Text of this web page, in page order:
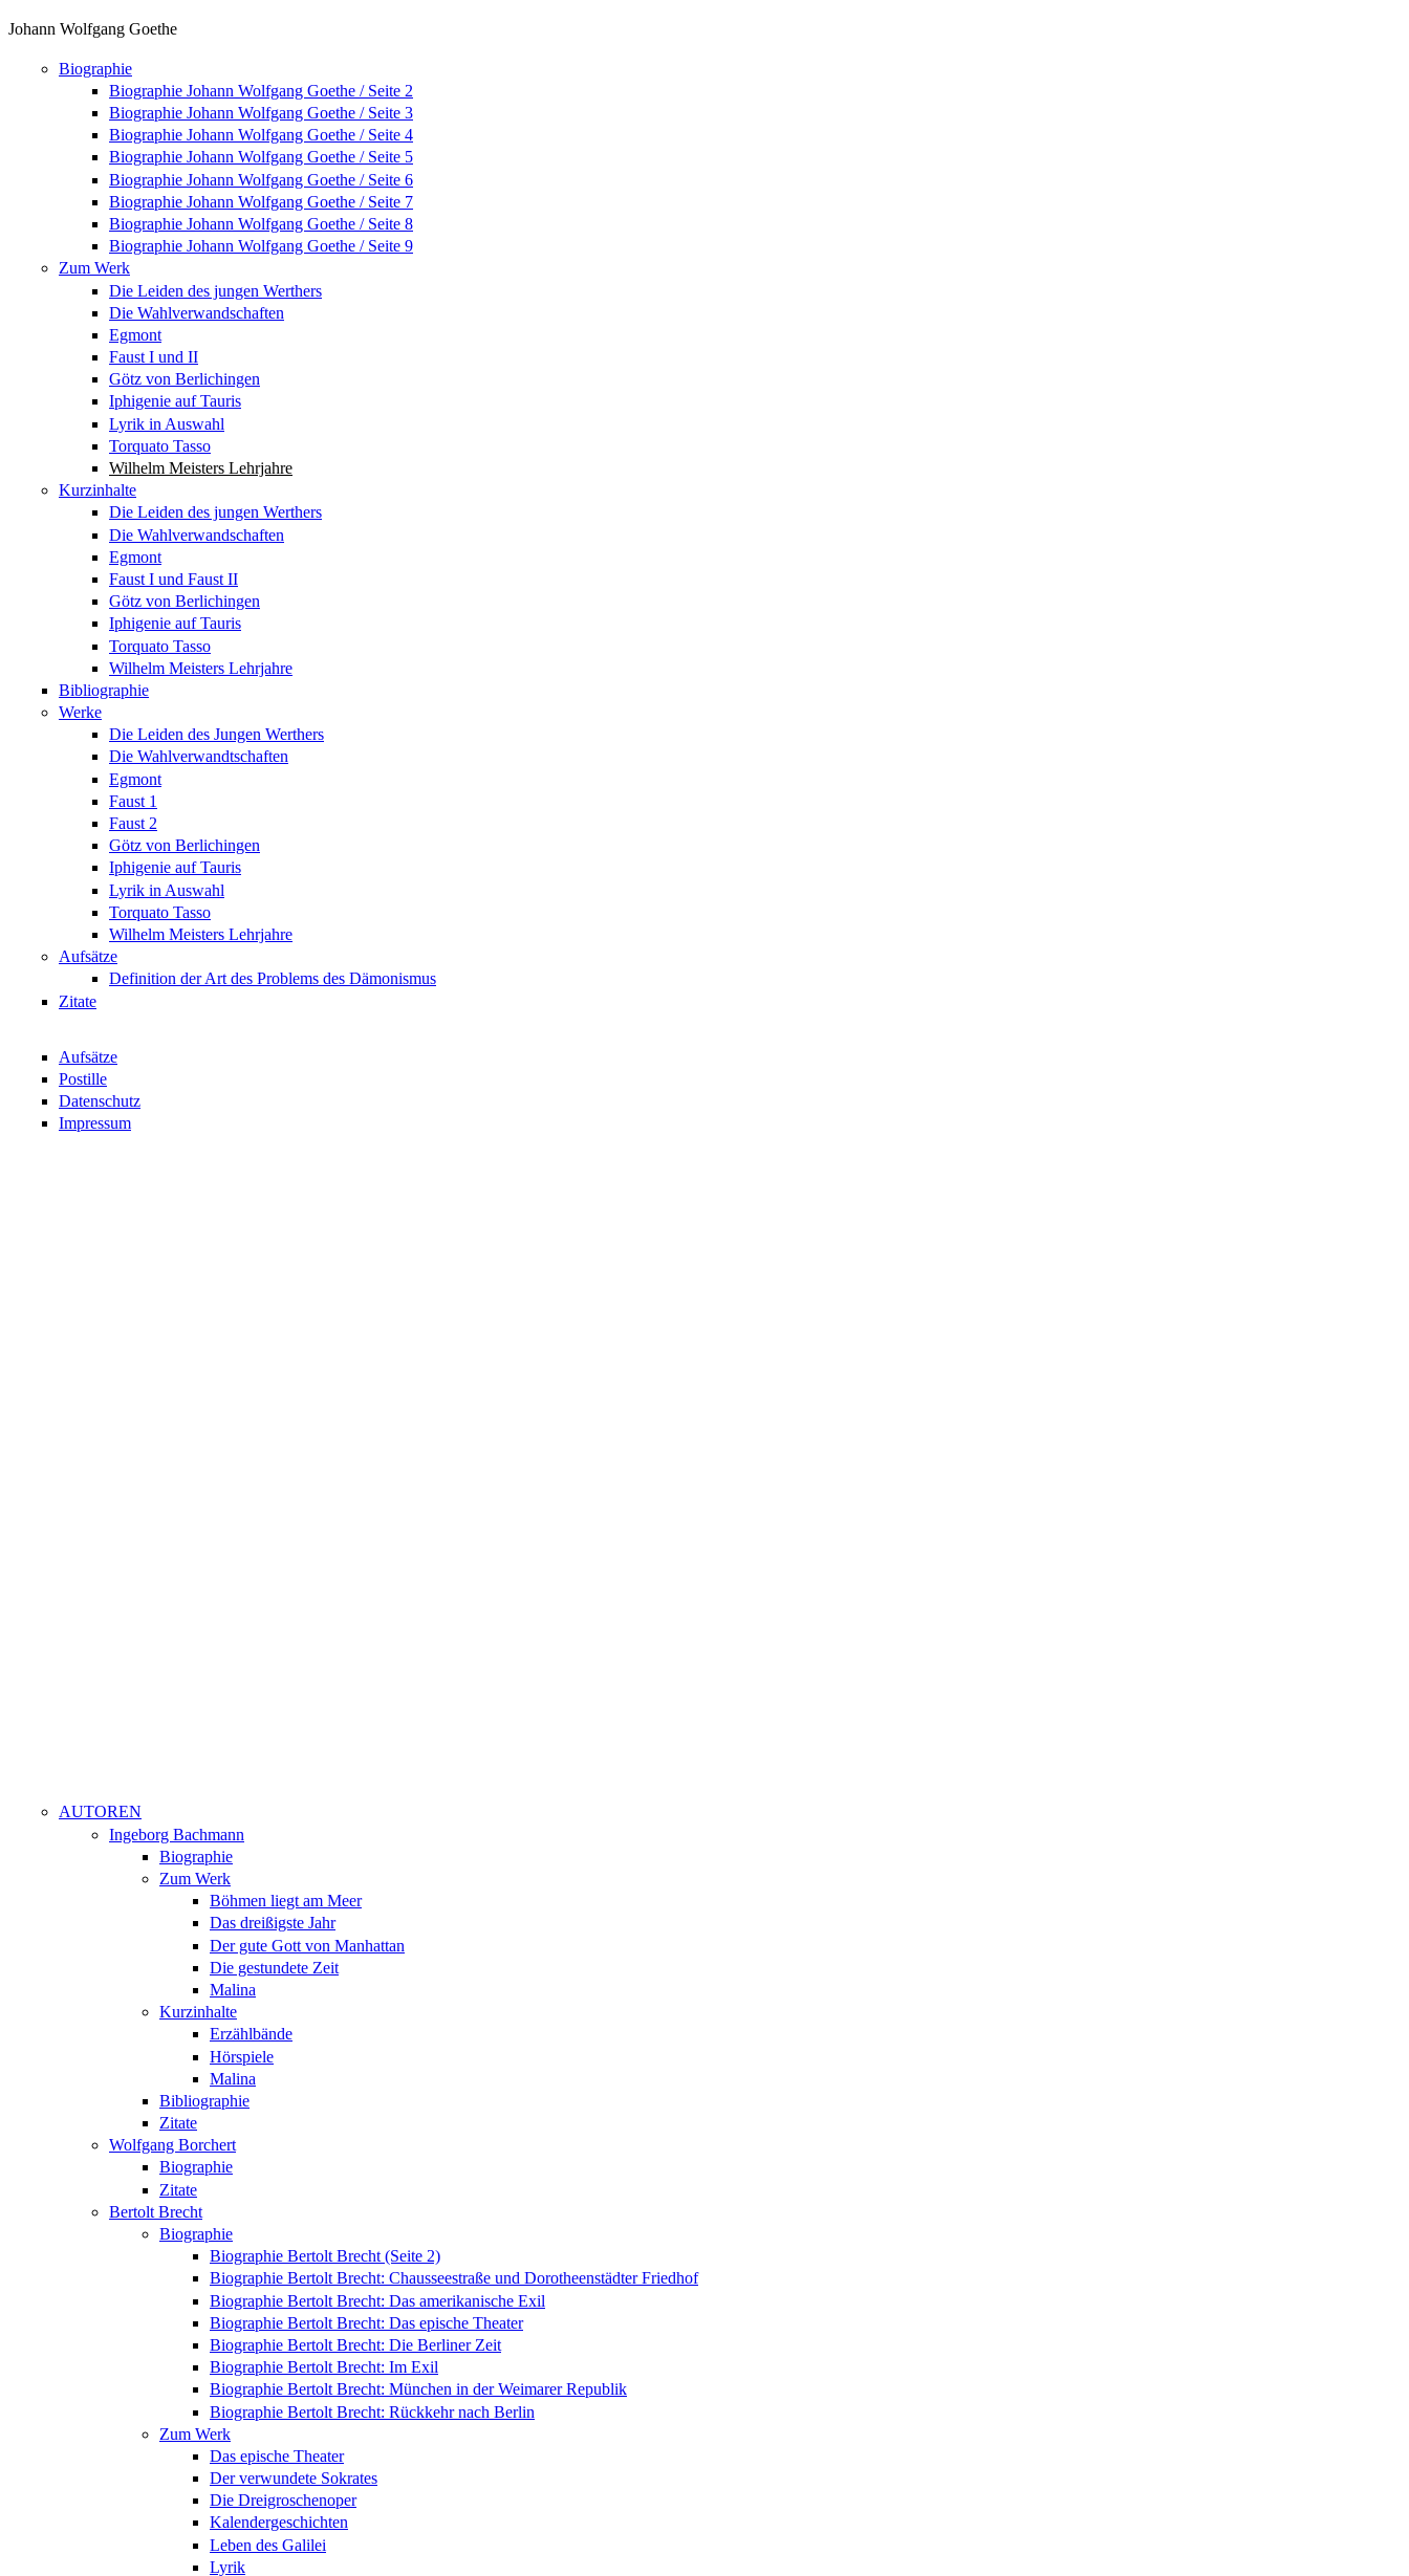
Johann Wolfgang Goethe
Biographie
Biographie Johann Wolfgang Goethe / Seite 2
Biographie Johann Wolfgang Goethe / Seite 3
Biographie Johann Wolfgang Goethe / Seite 4
Biographie Johann Wolfgang Goethe / Seite 5
Biographie Johann Wolfgang Goethe / Seite 6
Biographie Johann Wolfgang Goethe / Seite 7
Biographie Johann Wolfgang Goethe / Seite 8
Biographie Johann Wolfgang Goethe / Seite 9
Zum Werk
Die Leiden des jungen Werthers
Die Wahlverwandschaften
Egmont
Faust I und II
Götz von Berlichingen
Iphigenie auf Tauris
Lyrik in Auswahl
Torquato Tasso
Wilhelm Meisters Lehrjahre
Kurzinhalte
Die Leiden des jungen Werthers
Die Wahlverwandschaften
Egmont
Faust I und Faust II
Götz von Berlichingen
Iphigenie auf Tauris
Torquato Tasso
Wilhelm Meisters Lehrjahre
Bibliographie
Werke
Die Leiden des Jungen Werthers
Die Wahlverwandtschaften
Egmont
Faust 1
Faust 2
Götz von Berlichingen
Iphigenie auf Tauris
Lyrik in Auswahl
Torquato Tasso
Wilhelm Meisters Lehrjahre
Aufsätze
Definition der Art des Problems des Dämonismus
Zitate
Aufsätze
Postille
Datenschutz
Impressum
AUTOREN
Ingeborg Bachmann
Biographie
Zum Werk
Böhmen liegt am Meer
Das dreißigste Jahr
Der gute Gott von Manhattan
Die gestundete Zeit
Malina
Kurzinhalte
Erzählbände
Hörspiele
Malina
Bibliographie
Zitate
Wolfgang Borchert
Biographie
Zitate
Bertolt Brecht
Biographie
Biographie Bertolt Brecht (Seite 2)
Biographie Bertolt Brecht: Chausseestraße und Dorotheenstädter Friedhof
Biographie Bertolt Brecht: Das amerikanische Exil
Biographie Bertolt Brecht: Das epische Theater
Biographie Bertolt Brecht: Die Berliner Zeit
Biographie Bertolt Brecht: Im Exil
Biographie Bertolt Brecht: München in der Weimarer Republik
Biographie Bertolt Brecht: Rückkehr nach Berlin
Zum Werk
Das epische Theater
Der verwundete Sokrates
Die Dreigroschenoper
Kalendergeschichten
Leben des Galilei
Lyrik